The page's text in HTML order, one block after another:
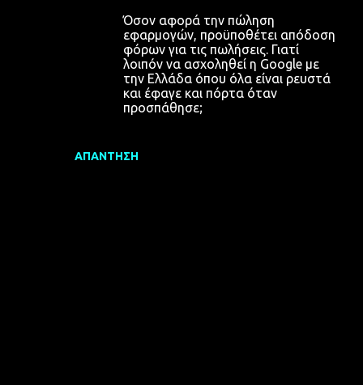
ΑΠΆΝΤΗΣΗ
Όσον αφορά την πώληση
εφαρμογών, προϋποθέτει απόδοση
φόρων για τις πωλήσεις. Γιατί
λοιπόν να ασχοληθεί η Google με
την Ελλάδα όπου όλα είναι ρευστά
και έφαγε και πόρτα όταν
προσπάθησε;